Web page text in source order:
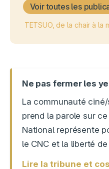
Voir toutes les
TETSUO, de la chair à la
Ne pas fermer les
La communauté
prend la parole sur
National représente
le CNC et la liberté
Lire la tribune et